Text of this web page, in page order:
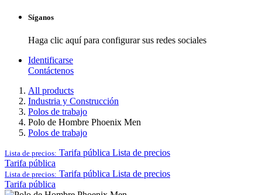
Síganos
Haga clic aquí para configurar sus redes sociales
Identificarse
Contáctenos
All products
Industria y Construcción
Polos de trabajo
Polo de Hombre Phoenix Men
Polos de trabajo
Lista de precios: Tarifa pública Lista de precios
Tarifa pública
Lista de precios: Tarifa pública Lista de precios
Tarifa pública